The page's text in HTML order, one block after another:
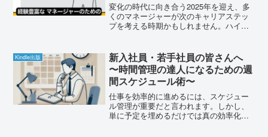
変化の時代に向き合う2025年を迎え、多
くのマネージャーが次のキャリアステッ
プを考える時期かもしれません。ハイブ
そんな中で、キャリアの選択肢を広げる
ことは、一つの賢明な...
Kindle出版
新入社員・若手社員の皆さんへ
〜時間管理の達人になるための週
間スケジュール術〜
仕事を効率的に進めるには、スケジュー
ル管理が重要だと言われます。しかし、
単に予定を埋めるだけでは真の効率化は